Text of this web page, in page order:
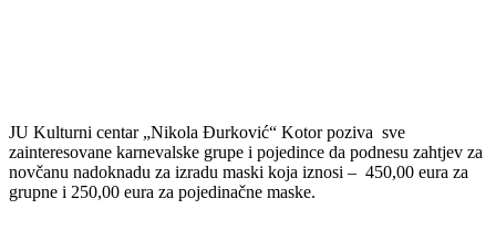
JU Kulturni centar „Nikola Đurković“ Kotor poziva sve
zainteresovane karnevalske grupe i pojedince da podnesu zahtjev za
novčanu nadoknadu za izradu maski koja iznosi – 450,00 eura za
grupne i 250,00 eura za pojedinačne maske.